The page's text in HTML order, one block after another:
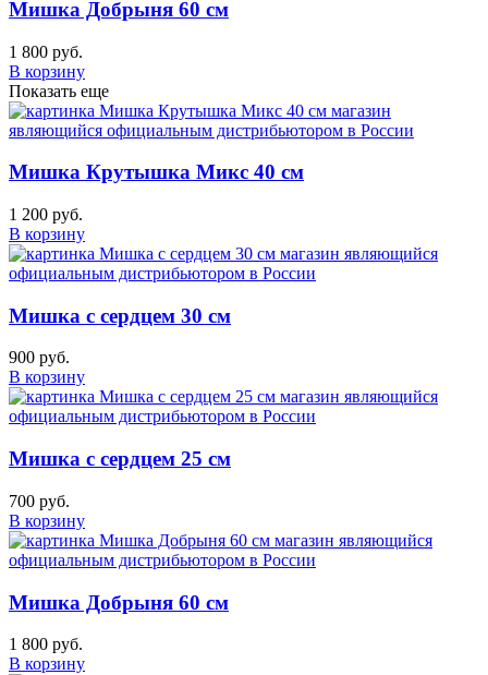
Мишка Добрыня 60 см
1 800 руб.
В корзину
Показать еще
Мишка Крутышка Микс 40 см
1 200 руб.
В корзину
Мишка с сердцем 30 см
900 руб.
В корзину
Мишка с сердцем 25 см
700 руб.
В корзину
Мишка Добрыня 60 см
1 800 руб.
В корзину